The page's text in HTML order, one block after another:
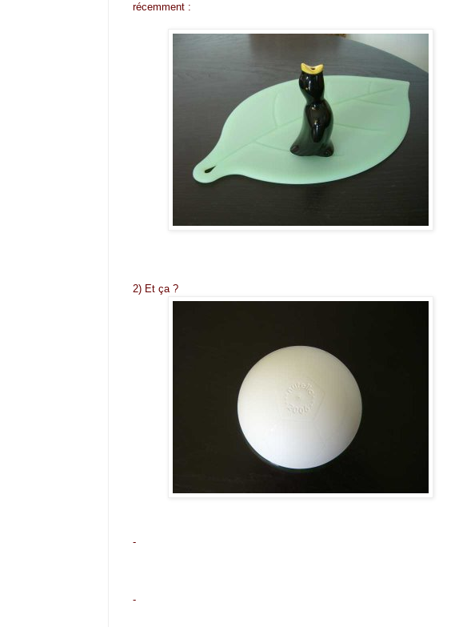
récemment :
2) Et ça ?
-
-